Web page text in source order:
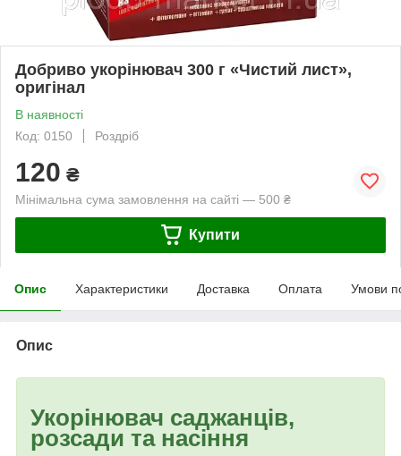
Добриво укорінювач 300 г «Чистий лист»,
оригінал
В наявності
Код: 0150
Роздріб
120 ₴
Мінімальна сума замовлення на сайті — 500 ₴
Купити
Опис Характеристики Доставка Оплата Умови
Опис
Укорінювач саджанців,
розсади та насіння